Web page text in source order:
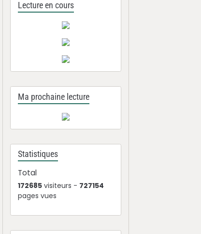
Lecture en cours
Ma prochaine lecture
Statistiques
Total
172685 visiteurs - 727154
pages vues